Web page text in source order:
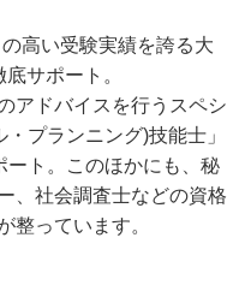
高い受験実績を誇る大
サポート。
アドバイスを行うスペシ
プランニング)技能士」
ート。このほかにも、秘
、社会調査士などの資格
整っています。